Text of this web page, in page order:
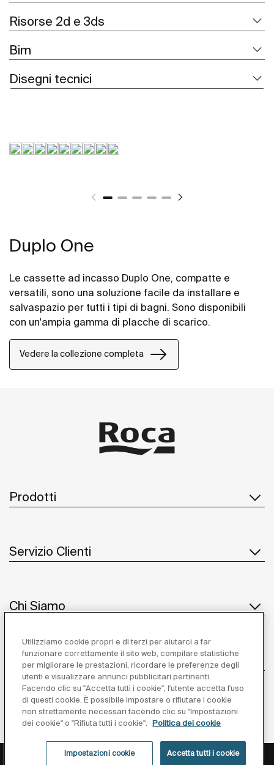
Risorse 2d e 3ds
Bim
Disegni tecnici
Duplo One
Le cassette ad incasso Duplo One, compatte e
versatili, sono una soluzione facile da installare e
salvaspazio per tutti i tipi di bagni. Sono disponibili
con un'ampia gamma di placche di scarico.
Vedere la collezione completa
Prodotti
Servizio Clienti
Chi Siamo
Ispirazione
Seguiteci
Privacy Policy Avviso Legale Cookies Policy
Utilizziamo cookie propri e di terzi per aiutarci a far
funzionare correttamente il sito web, compilare statistiche
per migliorare le prestazioni, ricordare le preferenze degli
utenti e visualizzare annunci pubblicitari pertinenti.
Facendo clic su "Accetta tutti i cookie", l'utente accetta l'uso
di questi cookie. È possibile impostare o rifiutare i cookie
non strettamente necessari facendo clic su "Impostazioni
dei cookie" o "Rifiuta tutti i cookie".
Politica dei cookie
Impostazioni cookie Accetta tutti i cookie